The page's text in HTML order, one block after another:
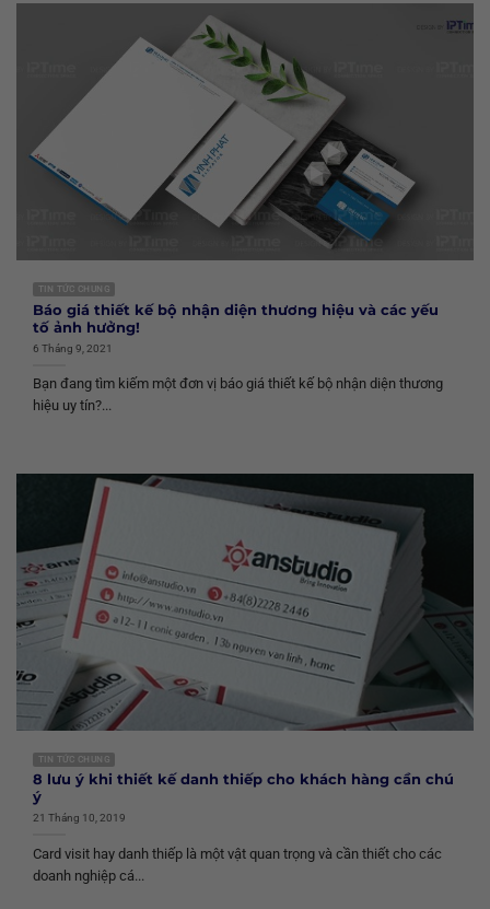
TIN TỨC CHUNG
Báo giá thiết kế bộ nhận diện thương hiệu và các yếu
tố ảnh hưởng!
6 Tháng 9, 2021
Bạn đang tìm kiếm một đơn vị báo giá thiết kế bộ nhận diện thương
hiệu uy tín?...
TIN TỨC CHUNG
8 lưu ý khi thiết kế danh thiếp cho khách hàng cần chú
ý
21 Tháng 10, 2019
Card visit hay danh thiếp là một vật quan trọng và cần thiết cho các
doanh nghiệp cá...